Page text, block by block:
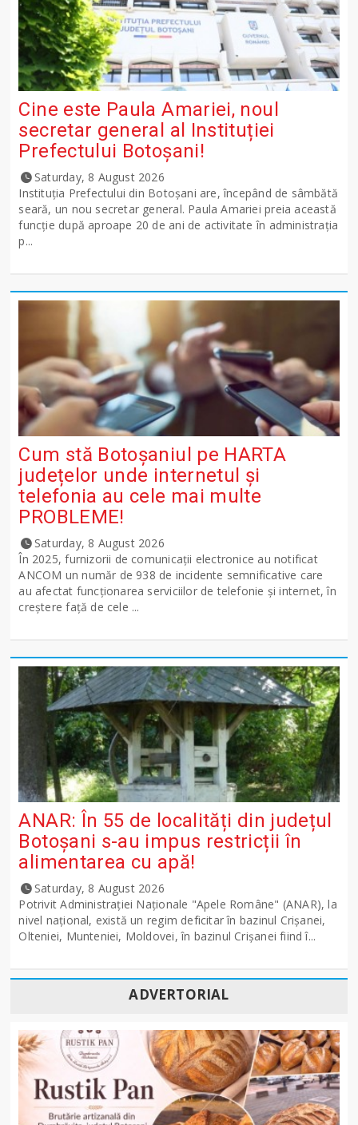
Cine este Paula Amariei, noul
secretar general al Instituției
Prefectului Botoșani!
Saturday, 8 August 2026
Instituția Prefectului din Botoșani are, începând de sâmbătă
seară, un nou secretar general. Paula Amariei preia această
funcție după aproape 20 de ani de activitate în administrația
p...
Cum stă Botoșaniul pe HARTA
județelor unde internetul și
telefonia au cele mai multe
PROBLEME!
Saturday, 8 August 2026
În 2025, furnizorii de comunicații electronice au notificat
ANCOM un număr de 938 de incidente semnificative care
au afectat funcționarea serviciilor de telefonie și internet, în
creștere față de cele ...
ANAR: În 55 de localități din județul
Botoșani s-au impus restricții în
alimentarea cu apă!
Saturday, 8 August 2026
Potrivit Administraţiei Naţionale "Apele Române" (ANAR), la
nivel naţional, există un regim deficitar în bazinul Crişanei,
Olteniei, Munteniei, Moldovei, în bazinul Crişanei fiind î...
ADVERTORIAL